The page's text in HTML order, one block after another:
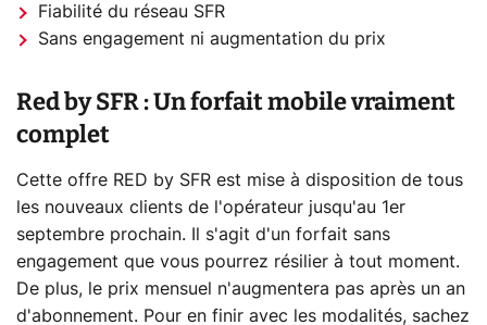
Fiabilité du réseau SFR
Sans engagement ni augmentation du prix
Red by SFR : Un forfait mobile vraiment
complet
Cette offre RED by SFR est mise à disposition de tous
les nouveaux clients de l'opérateur jusqu'au 1er
septembre prochain. Il s'agit d'un forfait sans
engagement que vous pourrez résilier à tout moment.
De plus, le prix mensuel n'augmentera pas après un an
d'abonnement. Pour en finir avec les modalités, sachez